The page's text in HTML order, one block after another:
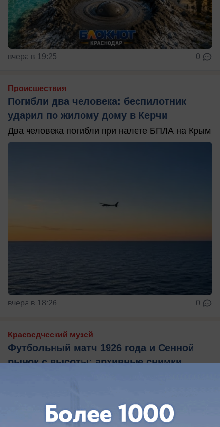
вчера в 19:25 0
Происшествия
Погибли два человека: беспилотник
ударил по жилому дому в Керчи
Два человека погибли при налете БПЛА на Крым
вчера в 18:26 0
Краеведческий музей
Футбольный матч 1926 года и Сенной
рынок с высоты: архивные снимки
Как выглядел Краснодар в августе разных годов